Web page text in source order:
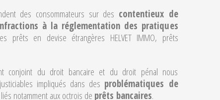
des consommateurs sur des contentieux de
à la réglementation des pratiques
prêts en devise étrangères HELVET IMMO, prêts
conjoint du droit bancaire et du droit pénal nous
impliqués dans des problématiques de
liés notamment aux octrois de prêts bancaires.